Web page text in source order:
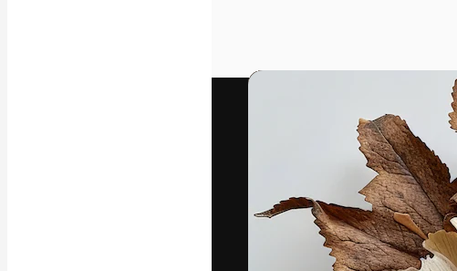
Видео
Креативная
ваших лучших работ.
подписчиков среди
предприятий,